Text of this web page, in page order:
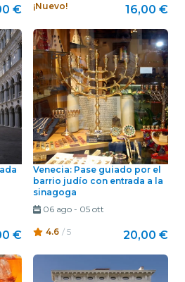
€ ¡Nuevo! 16,00 €
€
Venecia: Pase guiado por el
barrio judío con entrada a la
sinagoga
06 ago- 05 ott
4.6 / 5 20,00 €